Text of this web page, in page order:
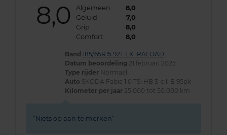
8,0 Algemeen
8,0
Geluid
7,0
Grip
8,0
Comfort
8,0
Band 185/65R15 92T EXTRALOAD
Datum beoordeling 21 februari 2025
Type rijder Normaal
Auto SKODA Fabia 1.0 TSi HB 3-cil. B 95pk
Kilometer per jaar 25.000 tot 50.000 km
Niets op aan te merken